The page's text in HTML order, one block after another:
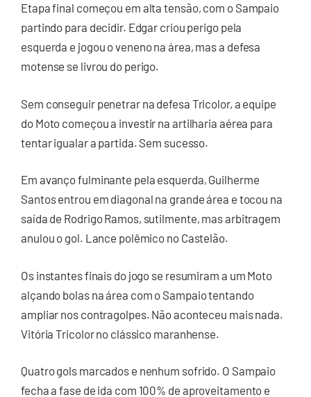
Etapa final começou em alta tensão, com o Sampaio
partindo para decidir. Edgar criou perigo pela
esquerda e jogou o veneno na área, mas a defesa
motense se livrou do perigo.
Sem conseguir penetrar na defesa Tricolor, a equipe
do Moto começou a investir na artilharia aérea para
tentar igualar a partida. Sem sucesso.
Em avanço fulminante pela esquerda, Guilherme
Santos entrou em diagonal na grande área e tocou na
saída de Rodrigo Ramos, sutilmente, mas arbitragem
anulou o gol. Lance polêmico no Castelão.
Os instantes finais do jogo se resumiram a um Moto
alçando bolas na área com o Sampaio tentando
ampliar nos contragolpes. Não aconteceu mais nada.
Vitória Tricolor no clássico maranhense.
Quatro gols marcados e nenhum sofrido. O Sampaio
fecha a fase de ida com 100% de aproveitamento e